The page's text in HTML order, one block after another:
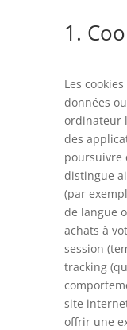
1.
Les
données
ordinateur
des
poursuivre
distingue
(par
de langue
achats à
session
tracking
site
offrir une